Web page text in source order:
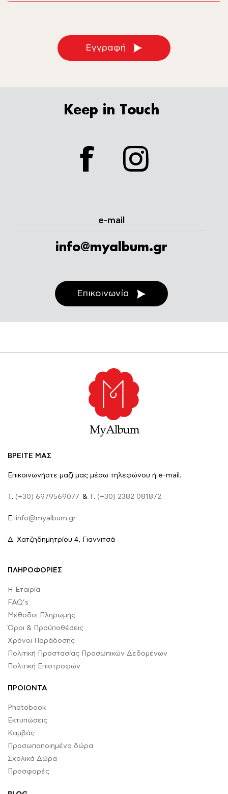
Εγγραφή
Keep in Touch
facebook
e-mail
info@myalbum.gr
Επικοινωνία
ΒΡΕΙΤΕ ΜΑΣ
Επικοινωνήστε μαζί μας μέσω τηλεφώνου ή e-mail.
Τ. (+30) 6979569077 & Τ. (+30) 2382 081872
E. info@myalbum.gr
Δ. Χατζηδημητρίου 4, Γιαννιτσά
ΠΛΗΡΟΦΟΡΙΕΣ
Η Εταιρία
FAQ’s
Μέθοδοι Πληρωμής
Όροι & Προϋποθέσεις
Χρόνοι Παράδοσης
Πολιτική Προστασίας Προσωπικών Δεδομένων
Πολιτική Επιστροφών
ΠΡΟΙΟΝΤΑ
Photobook
Εκτυπώσεις
Καμβάς
Προσωποποιημένα δώρα
Σχολικά Δώρα
Προσφορές